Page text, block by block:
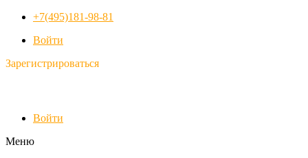
+7(495)181-98-81
Войти
Зарегистрироваться
Войти
Меню